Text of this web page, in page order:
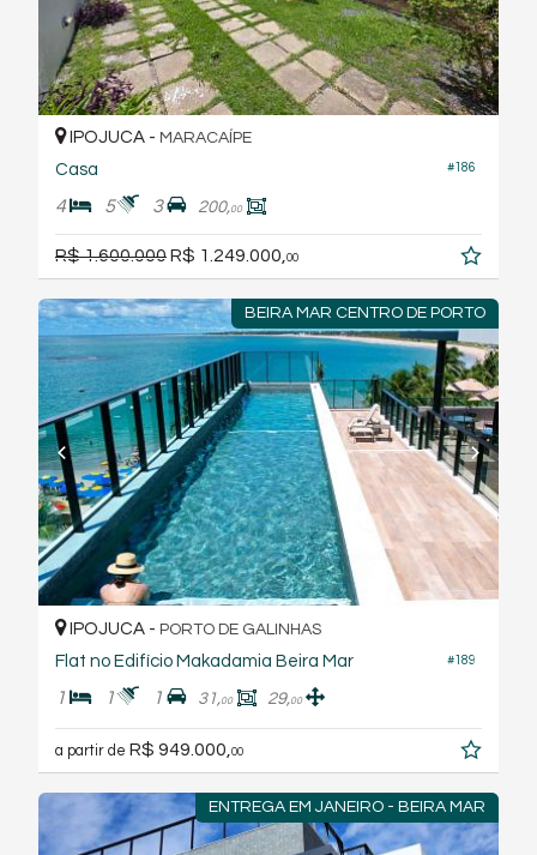
#186
IPOJUCA - MARACAÍPE
Casa
4 5 3 200,00
R$ 1.600.000R$ 1.249.000,00
BEIRA MAR CENTRO DE PORTO
#189
IPOJUCA - PORTO DE GALINHAS
Flat no Edifício Makadamia Beira Mar
1 1 1 31,00 29,00
a partir de R$ 949.000, 00
ENTREGA EM JANEIRO - BEIRA MAR